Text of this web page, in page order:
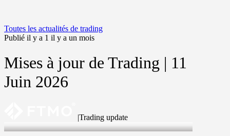
Toutes les actualités de trading
Publié il y a 1 il y a un mois
Mises à jour de Trading | 11
Juin 2026
|Trading update
11 Jun 2026